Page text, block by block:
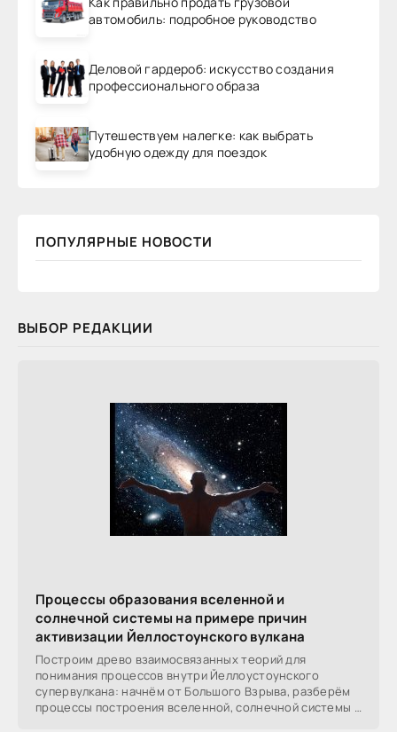
автомобиль: подробное руководство
Деловой гардероб: искусство создания
профессионального образа
Путешествуем налегке: как выбрать
удобную одежду для поездок
ПОПУЛЯРНЫЕ НОВОСТИ
ВЫБОР РЕДАКЦИИ
Процессы образования вселенной и
солнечной системы на примере причин
активизации Йеллостоунского вулкана
Построим древо взаимосвязанных теорий для
понимания процессов внутри Йеллоустоунского
супервулкана: начнём от Большого Взрыва, разберём
процессы построения вселенной, солнечной системы в